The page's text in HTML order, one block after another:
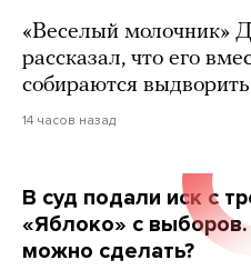
«Веселый молочник»
рассказал, что его
собираются
14 часов назад
В суд подали иск с
«Яблоко» с
можно сделать?